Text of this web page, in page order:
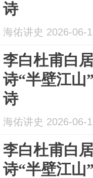
诗
海佑讲史 2026-06-
李白杜甫白
诗“半壁江山
诗
海佑讲史 2026-06-
李白杜甫白
诗“半壁江山